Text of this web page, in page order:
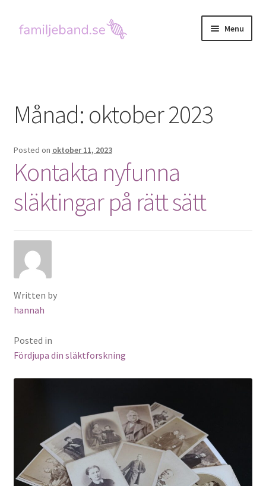
Skip
to
Skip
to
Menu
Månad: oktober 2023
Posted on oktober 11, 2023
Kontakta nyfunna
släktingar på rätt sätt
Written by
hannah
Posted in
Fördjupa din släktforskning